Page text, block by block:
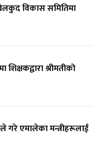
विकास समितिमा
शिक्षकद्वारा श्रीमतीको
गरे एमालेका मन्त्रीहरूलाई